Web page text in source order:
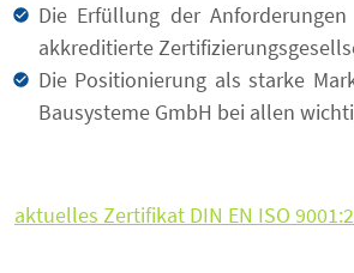
Die Erfüllung der
akkreditierte
Die Positionierung als starke
Bausysteme GmbH bei allen
aktuelles Zertifikat DIN EN ISO